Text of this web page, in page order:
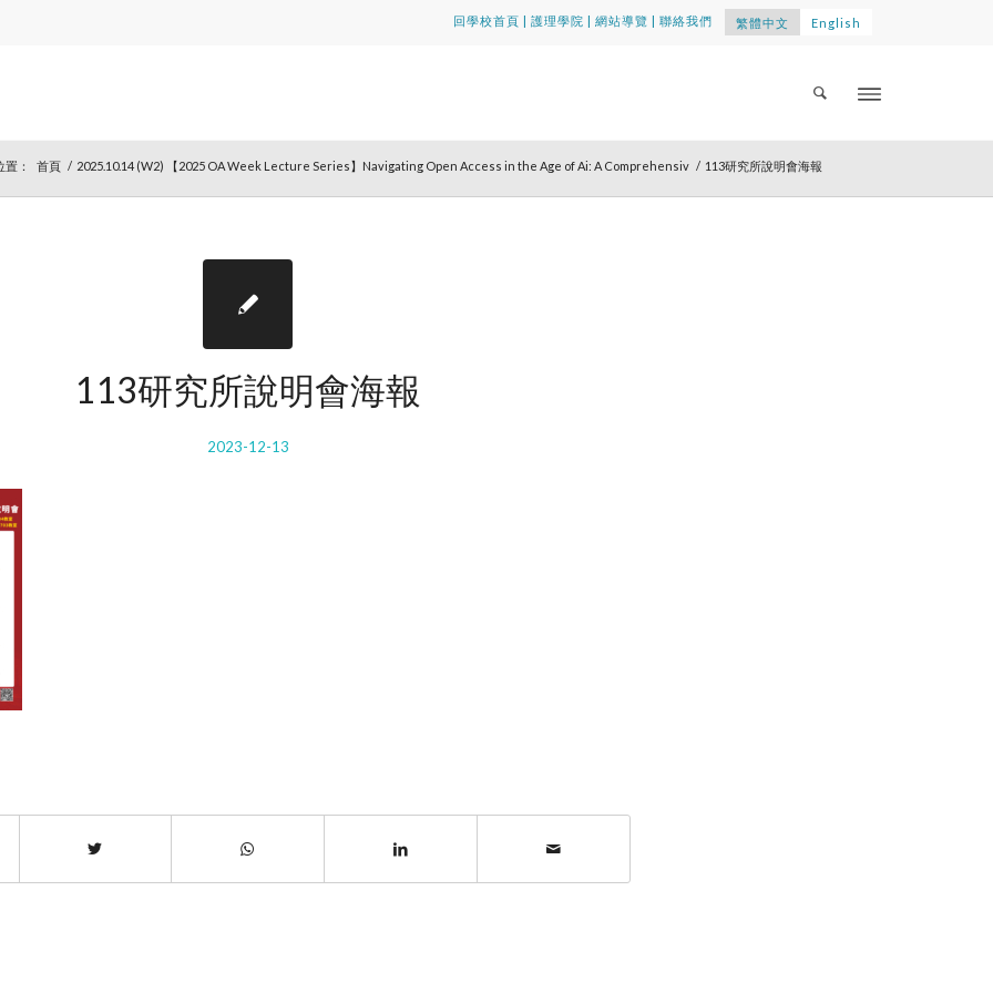
回學校首頁 |護理學院 |網站導覽 |聯絡我們 繁體中文 English
： 首頁 / 2025.10.14 (W2) 【2025 OA Week Lecture Series】Navigating Open Access in the Age of Ai: A Comprehensiv / 113研究所說明會海報
113研究所說明會海報
2023-12-13